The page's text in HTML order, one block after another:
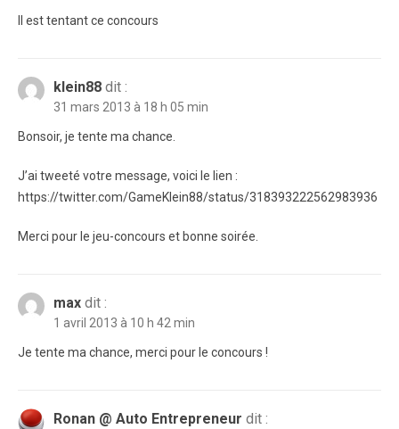
Il est tentant ce concours
klein88 dit :
31 mars 2013 à 18 h 05 min
Bonsoir, je tente ma chance.
J’ai tweeté votre message, voici le lien :
https://twitter.com/GameKlein88/status/318393222562983936
Merci pour le jeu-concours et bonne soirée.
max dit :
1 avril 2013 à 10 h 42 min
Je tente ma chance, merci pour le concours !
Ronan @ Auto Entrepreneur dit :